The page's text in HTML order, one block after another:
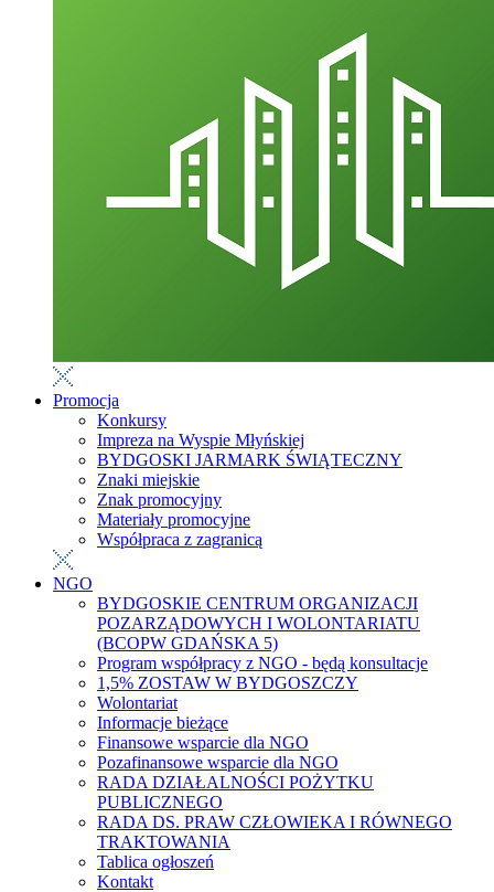
Promocja
Konkursy
Impreza na Wyspie Młyńskiej
BYDGOSKI JARMARK ŚWIĄTECZNY
Znaki miejskie
Znak promocyjny
Materiały promocyjne
Współpraca z zagranicą
NGO
BYDGOSKIE CENTRUM ORGANIZACJI
POZARZĄDOWYCH I WOLONTARIATU
(BCOPW GDAŃSKA 5)
Program współpracy z NGO - będą konsultacje
1,5% ZOSTAW W BYDGOSZCZY
Wolontariat
Informacje bieżące
Finansowe wsparcie dla NGO
Pozafinansowe wsparcie dla NGO
RADA DZIAŁALNOŚCI POŻYTKU
PUBLICZNEGO
RADA DS. PRAW CZŁOWIEKA I RÓWNEGO
TRAKTOWANIA
Tablica ogłoszeń
Kontakt